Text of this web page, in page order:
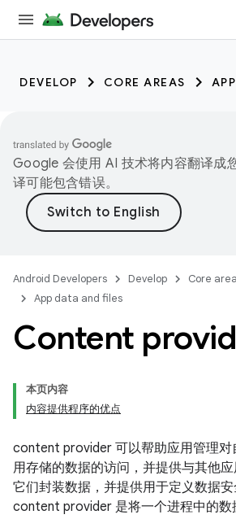
DEVELOP CORE AREAS
Google 会使用 AI 技术将内容翻译成
译可能包含错误。
Android Developers Develop
Core
App data and files
Content
本页内容
内容提供程序的优点
content provider 可以帮助应用管理对
用存储的数据的访问，并提供与其他应
它们封装数据，并提供用于定义数据安
content provider 是将一个进程中的数